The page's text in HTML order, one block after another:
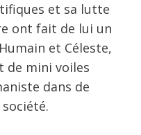
et sa lutte
ont fait de lui un
et Céleste,
de mini voiles
dans de